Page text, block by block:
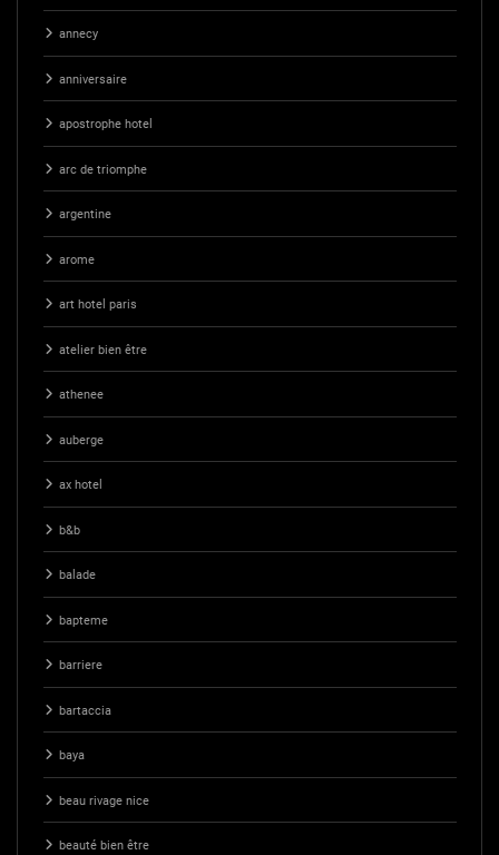
annecy
anniversaire
apostrophe hotel
arc de triomphe
argentine
arome
art hotel paris
atelier bien être
athenee
auberge
ax hotel
b&b
balade
bapteme
barriere
bartaccia
baya
beau rivage nice
beauté bien être